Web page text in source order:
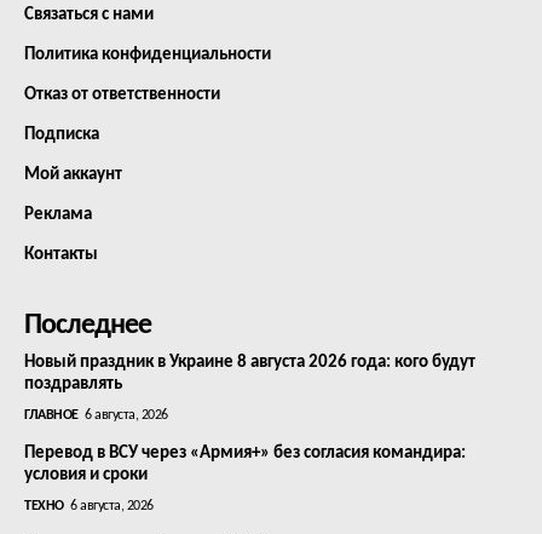
Связаться с нами
Политика конфиденциальности
Отказ от ответственности
Подписка
Мой аккаунт
Реклама
Контакты
Последнее
Новый праздник в Украине 8 августа 2026 года: кого будут
поздравлять
ГЛАВНОЕ 6 августа, 2026
Перевод в ВСУ через «Армия+» без согласия командира:
условия и сроки
ТЕХНО 6 августа, 2026